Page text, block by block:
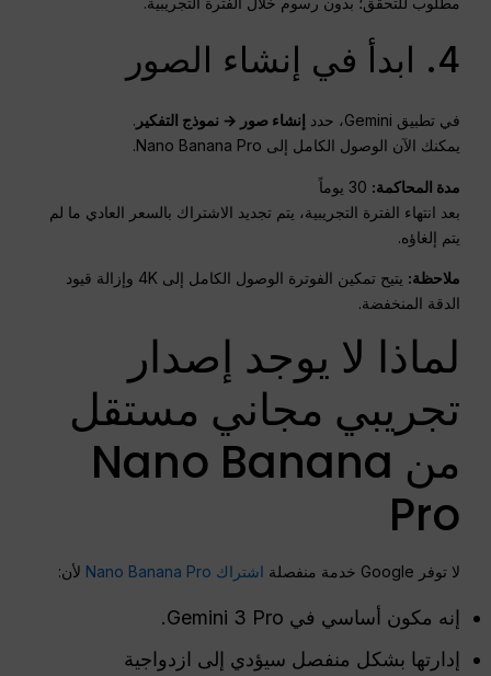
4. ابدأ في إنشاء الصور
في تطبيق Gemini، حدد إنشاء صور → نموذج التفكير .
يمكنك الآن الوصول الكامل إلى Nano Banana Pro.
مدة المحاكمة:
بعد انتهاء الفترة التجريبية، يتم تجديد الاشتراك بالسعر العادي ما لم
يتم إلغاؤه.
ملاحظة:
يتيح تمكين الفوترة الوصول الكامل إلى 4K وإزالة قيود
الدقة المنخفضة.
لماذا لا يوجد إصدار
تجريبي مجاني مستقل
من Nano Banana
Pro
لا توفر Google خدمة منفصلة اشتراك Nano Banana Pro لأن:
إنه مكون أساسي في Gemini 3 Pro.
إدارتها بشكل منفصل سيؤدي إلى ازدواجية